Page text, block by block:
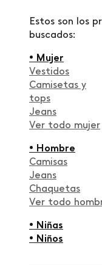
Estos son los
buscados:
• Mujer
Vestidos
Camisetas y
tops
Jeans
Ver todo mujer
• Hombre
Camisas
Jeans
Chaquetas
Ver todo
• Niñas
• Niños